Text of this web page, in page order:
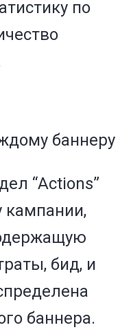
по
баннеру
“Actions”
кампании,
бид, и
баннера.